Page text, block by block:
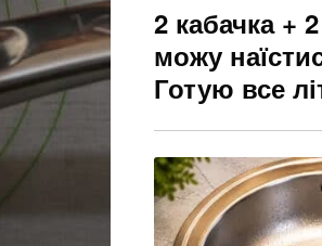
2 кабачка +
можу
Готую все